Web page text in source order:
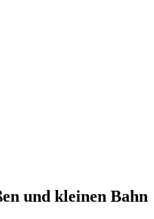
und kleinen Bahn